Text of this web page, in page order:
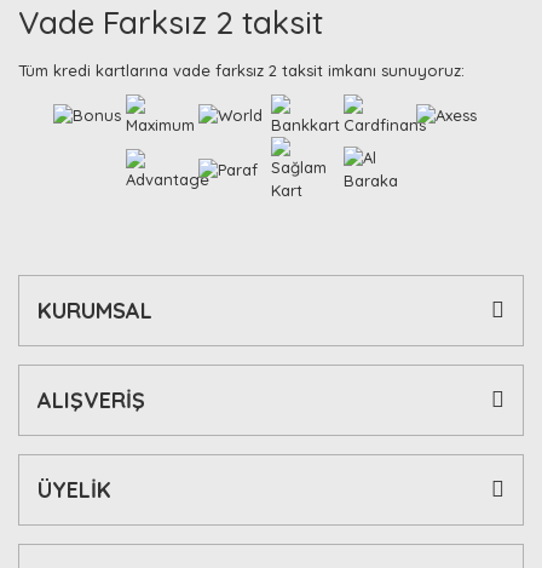
Vade Farksız 2 taksit
Tüm kredi kartlarına vade farksız 2 taksit imkanı sunuyoruz:
KURUMSAL
ALIŞVERİŞ
ÜYELİK